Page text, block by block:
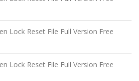
Lock Reset File Full Version Free
Lock Reset File Full Version Free